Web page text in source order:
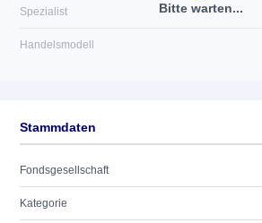
Bitte warten...
Spezialist
Handelsmodell
Stammdaten
Fondsgesellschaft
Kategorie